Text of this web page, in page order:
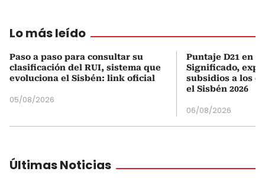
Lo más leído
Paso a paso para consultar su
clasificación del RUI, sistema que
evoluciona el Sisbén: link oficial
05/08/2026
Puntaje D21 en
Significado,
subsidios a los
el Sisbén 2026
06/08/2026
Últimas Noticias